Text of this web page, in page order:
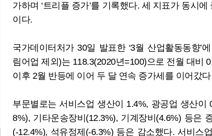
가하며 ‘트리플 증가’를 기록했다. 세 지표가 동시
이다.
국가데이터처가 30일 발표한 ‘3월 산업활동동향’
림어업 제외)는 118.3(2020년=100)으로 전월 대비
이후 2월 반등에 이어 두 달 연속 증가세를 이어갔
부문별로는 서비스업 생산이 1.4%, 광공업 생산
8%), 기타운송장비(12.3%), 기계장비(4.6%) 등은
(-12.4%), 석유정제(-6.3%) 등은 감소했다. 서비스
연속 상향